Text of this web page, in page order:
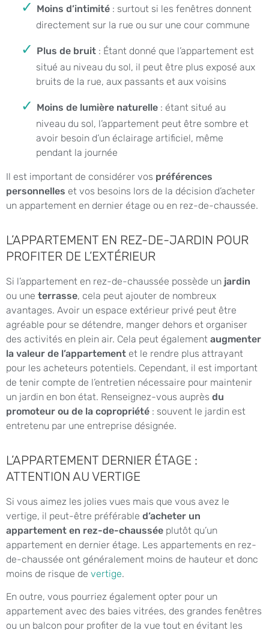
Moins d’intimité : surtout si les fenêtres donnent
directement sur la rue ou sur une cour commune
Plus de bruit : Étant donné que l’appartement est
situé au niveau du sol, il peut être plus exposé aux
bruits de la rue, aux passants et aux voisins
Moins de lumière naturelle : étant situé au
niveau du sol, l’appartement peut être sombre et
avoir besoin d’un éclairage artificiel, même
pendant la journée
Il est important de considérer vos préférences
personnelles et vos besoins lors de la décision d’acheter
un appartement en dernier étage ou en rez-de-chaussée.
L’APPARTEMENT EN REZ-DE-JARDIN POUR
PROFITER DE L’EXTÉRIEUR
Si l’appartement en rez-de-chaussée possède un jardin
ou une terrasse, cela peut ajouter de nombreux
avantages. Avoir un espace extérieur privé peut être
agréable pour se détendre, manger dehors et organiser
des activités en plein air. Cela peut également augmenter
la valeur de l’appartement et le rendre plus attrayant
pour les acheteurs potentiels. Cependant, il est important
de tenir compte de l’entretien nécessaire pour maintenir
un jardin en bon état. Renseignez-vous auprès du
promoteur ou de la copropriété : souvent le jardin est
entretenu par une entreprise désignée.
L’APPARTEMENT DERNIER ÉTAGE :
ATTENTION AU VERTIGE
Si vous aimez les jolies vues mais que vous avez le
vertige, il peut-être préférable d’acheter un
appartement en rez-de-chaussée plutôt qu’un
appartement en dernier étage. Les appartements en rez-
de-chaussée ont généralement moins de hauteur et donc
moins de risque de vertige.
En outre, vous pourriez également opter pour un
appartement avec des baies vitrées, des grandes fenêtres
ou un balcon pour profiter de la vue tout en évitant les